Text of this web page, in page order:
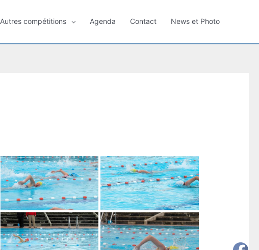
Autres compétitions Agenda Contact News et Photo